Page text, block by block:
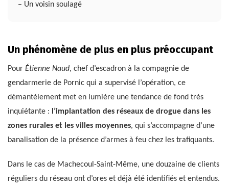
– Un voisin soulagé
Un phénomène de plus en plus préoccupant
Pour Étienne Naud, chef d’escadron à la compagnie de
gendarmerie de Pornic qui a supervisé l’opération, ce
démantèlement met en lumière une tendance de fond très
inquiétante : l’implantation des réseaux de drogue dans les
zones rurales et les villes moyennes, qui s’accompagne d’une
banalisation de la présence d’armes à feu chez les trafiquants.
Dans le cas de Machecoul-Saint-Même, une douzaine de clients
réguliers du réseau ont d’ores et déjà été identifiés et entendus.